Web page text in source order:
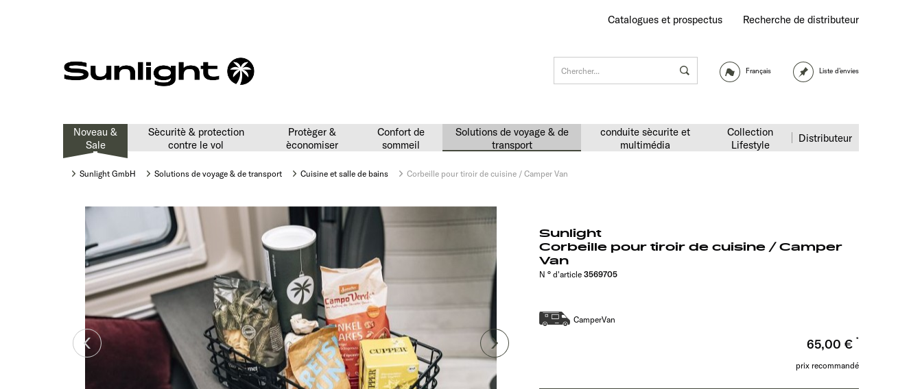
Catalogues et prospectus Recherche de distributeur
Français Liste d'envies
Noveau &
Sale
Sècuritè & protection
contre le vol
Protèger &
èconomiser
Confort de
sommeil
Solutions de voyage & de
transport
conduite sècurite et
multimédia
Collection
Lifestyle
Distributeur
Sunlight GmbH Solutions de voyage & de transport Cuisine et salle de bains Corbeille pour tiroir de cuisine / Camper Van
Sunlight
Corbeille pour tiroir de cuisine / Camper
Van
N ° d'article3569705
CamperVan
65,00 €
prix recommandé